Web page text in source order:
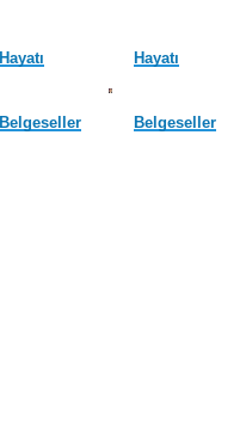
Hayatı
Belgeseller
Hayatı
Belgeseller